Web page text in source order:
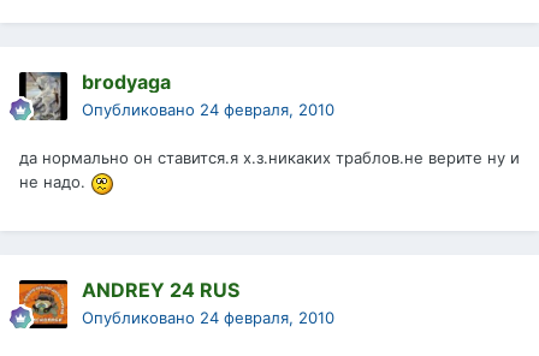
brodyaga
Опубликовано 24 февраля, 2010
да нормально он ставится.я х.з.никаких траблов.не верите ну и
не надо.
ANDREY 24 RUS
Опубликовано 24 февраля, 2010